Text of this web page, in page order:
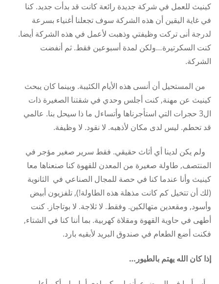
كينيث للعمل في شركة جديدة رائعة كانت قد بدأت جديد. كنا
في غاية اليقين أن هذه الشركة سوف تجعلنا أغنياء بسرعة
لدرجة أنى تركت وظيفتي وذهبت لأعمل في هذه الشركة أيضا.
كنت السكرتيرة…ولكن لمدة أسبوعين فقط. ثم أنفضت
الشركة.
من المستحيل أن أنسى هذه الأيام الكئيبة. وبينما كان يبحث
كينيث عن مهنة, كنت أجلس وحدي في شقتنا الصغيرة ذات
ال3 حجرات التي استأجرناها وأتساءل ما ذا سيحل بنا. عالمي
قد تحطم. ليس لدى مكان لأذهبه. لا نقود. لا وظيفة.
ولم يكن لدينا أي أثاث حقيقي. فقط سرير صغير مؤجر في
المنتصف, طاولة صغيرة من المعدن للقهوة كنا صنعناها معا
كينيث وأنا عندما كنا في حصة للمجال الصناعي في الثانوية
(لك أن تتخيل كم كانت مذهلة هذه الطاولة!), تلفزيون أبيض
وأسود, ومقعدين متهالكين. وفقط. لا ثلاجة. لا بوتاجاز. كنت
أطهى في حاوية القهوة ومقلاة كهربية. بما أننا كنا في الشتاء,
فكنت أضع الطعام في صندوق البريد لأبقيه بارد.
إذا كان الله يهتم بالطيور…